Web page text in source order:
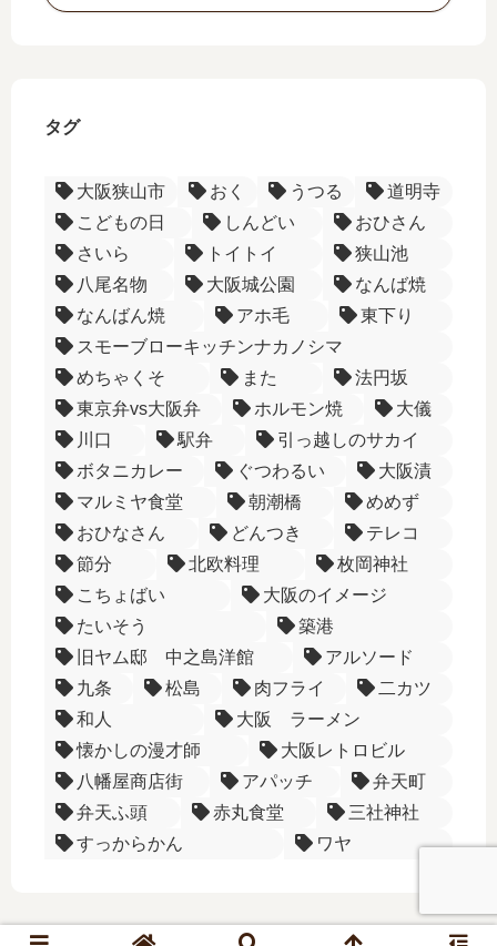
タグ
大阪狭山市 おく うつる
道明寺
こどもの日
しんどい
おひさん
さいら
トイトイ
狭山池
八尾名物
大阪城公園
なんば焼
なんばん焼
アホ毛
東下り
スモーブローキッチンナカノシマ
めちゃくそ
また
法円坂
東京弁vs大阪弁
ホルモン焼
大儀
川口
駅弁
引っ越しのサカイ
ボタニカレー
ぐつわるい
大阪漬
マルミヤ食堂
朝潮橋
めめず
おひなさん
どんつき
テレコ
節分
北欧料理
枚岡神社
こちょばい
大阪のイメージ
たいそう
築港
旧ヤム邸 中之島洋館
アルソード
九条
松島 肉フライ
二カツ
和人
大阪 ラーメン
懐かしの漫才師
大阪レトロビル
八幡屋商店街
アパッチ
弁天町
弁天ふ頭
赤丸食堂
三社神社
すっからかん
ワヤ